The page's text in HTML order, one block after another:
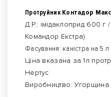
ПротруйникКонтадор
Д.Р.: імідаклоприд 600 г
Командор Екстра)
Фасування: каністра на 5 л
Ціна вказана за 1л
Нертус
Виробництво: Угорщина